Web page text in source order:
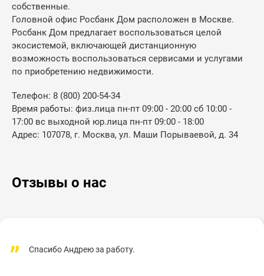
собственные.
Головной офис Росбанк Дом расположен в Москве.
Росбанк Дом предлагает воспользоваться целой
экосистемой, включающей дистанционную
возможность воспользоваться сервисами и услугами
по приобретению недвижимости.
Телефон: 8 (800) 200-54-34
Время работы: физ.лица пн-пт 09:00 - 20:00 сб 10:00 -
17:00 вс выходной юр.лица пн-пт 09:00 - 18:00
Адрес: 107078, г. Москва, ул. Маши Порываевой, д. 34
Отзывы о нас
Спасибо Андрею за работу.